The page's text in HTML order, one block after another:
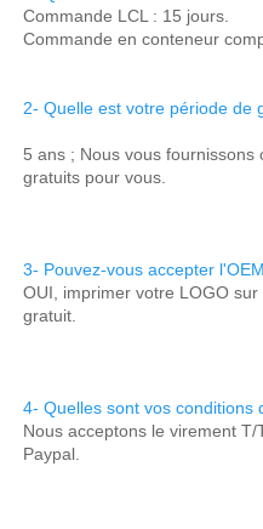
Commande LCL : 15 jours.
Commande en conteneur
2- Quelle est votre période de
5 ans ; Nous vous
gratuits pour vous.
3- Pouvez-vous accepter
OUI, imprimer votre LOGO
gratuit.
4- Quelles sont vos conditions
Nous acceptons le virement
Paypal.